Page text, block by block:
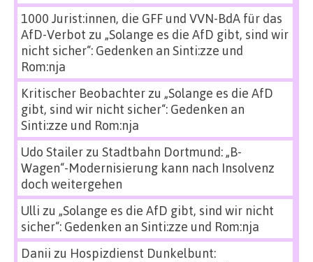
1000 Jurist:innen, die GFF und VVN-BdA für das
AfD-Verbot zu „Solange es die AfD gibt, sind wir
nicht sicher“: Gedenken an Sinti:zze und
Rom:nja
Kritischer Beobachterzu „Solange es die AfD
gibt, sind wir nicht sicher“: Gedenken an
Sinti:zze und Rom:nja
Udo Stailerzu Stadtbahn Dortmund: „B-
Wagen“-Modernisierung kann nach Insolvenz
doch weitergehen
Ulli zu „Solange es die AfD gibt, sind wir nicht
sicher“: Gedenken an Sinti:zze und Rom:nja
Danii zu Hospizdienst Dunkelbunt: